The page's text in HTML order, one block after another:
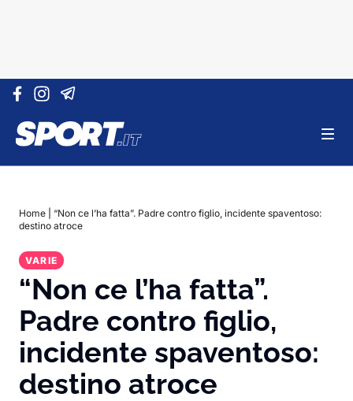
Vai al contenuto
Home
“Non ce l’ha fatta”. Padre contro figlio, incidente spaventoso:
destino atroce
VARIE
“Non ce l’ha fatta”.
Padre contro figlio,
incidente spaventoso:
destino atroce